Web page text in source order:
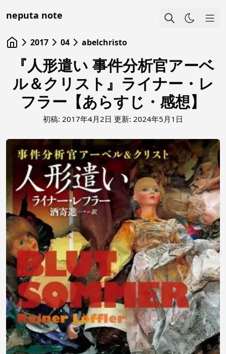
neputa note
2017
04 abelchristo
『人形遣い 事件分析官アーベ
ル＆クリスト』ライナー・レ
フラー【あらすじ・感想】
初稿: 2017年4月2日 更新: 2024年5月1日